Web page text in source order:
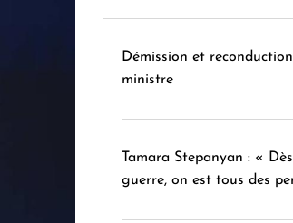
Démission et
ministre
Tamara Stepanyan : «
guerre, on est tous des